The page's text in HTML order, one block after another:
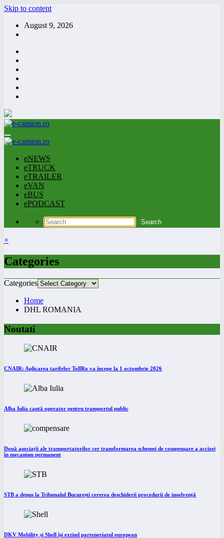
Skip to content
August 9, 2026
eNEWS
eTRUCK
eTRAILER
eVAN
eBUS
ePODCAST
×
Categories
Categories
Home
DHL ROMANIA
Noutati
CNAIR: Aplicarea tarifelor TollRo va începe la 1 octombrie 2026
Alba Iulia caută operator pentru transportul public
Două asociații ale transportatorilor cer transformarea schemei de compensare a accizei
în mecanism permanent
STB a depus la Tribunalul București cererea deschiderii procedurii de insolvență
DKV Mobility și Shell își extind parteneriatul european